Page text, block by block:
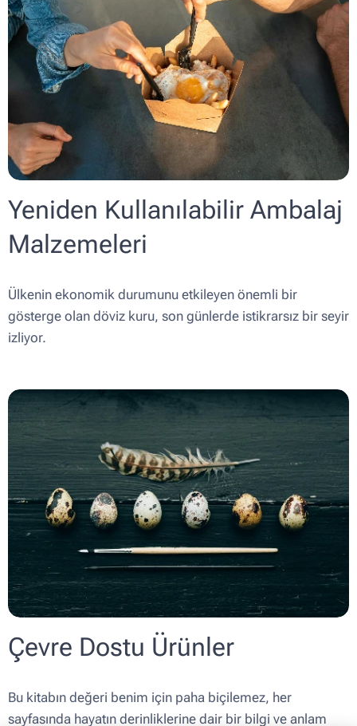
Yeniden Kullanılabilir Ambalaj
Malzemeleri
Ülkenin ekonomik durumunu etkileyen önemli bir
gösterge olan döviz kuru, son günlerde istikrarsız bir seyir
izliyor.
Çevre Dostu Ürünler
Bu kitabın değeri benim için paha biçilemez, her
sayfasında hayatın derinliklerine dair bir bilgi ve anlam